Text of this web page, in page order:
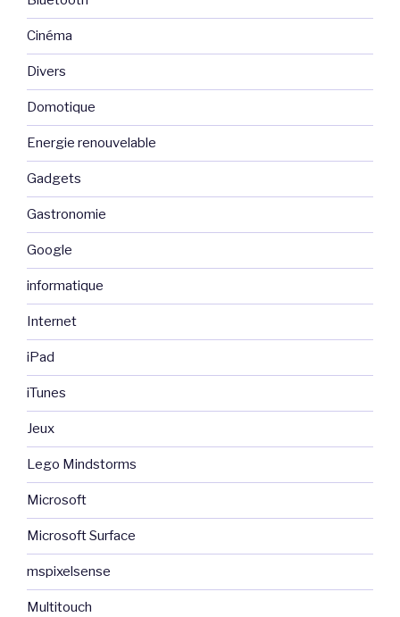
Cinéma
Divers
Domotique
Energie renouvelable
Gadgets
Gastronomie
Google
informatique
Internet
iPad
iTunes
Jeux
Lego Mindstorms
Microsoft
Microsoft Surface
mspixelsense
Multitouch